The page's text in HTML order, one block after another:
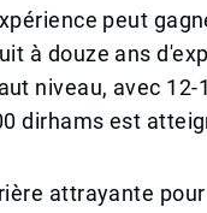
peut
à douze ans
niveau, avec 12-
dirhams est
attrayante